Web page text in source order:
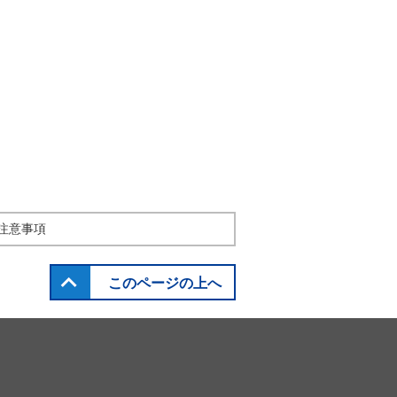
意事項
このページの上へ